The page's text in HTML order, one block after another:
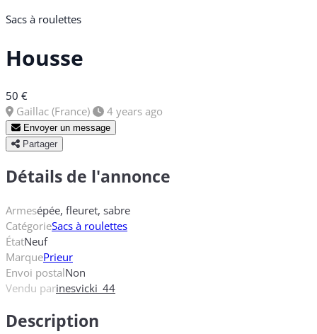
Sacs à roulettes
Housse
50 €
Gaillac (France)
4 years ago
Envoyer un message
Partager
Détails de l'annonce
Armesépée, fleuret, sabre
CatégorieSacs à roulettes
ÉtatNeuf
MarquePrieur
Envoi postalNon
Vendu parinesvicki_44
Description